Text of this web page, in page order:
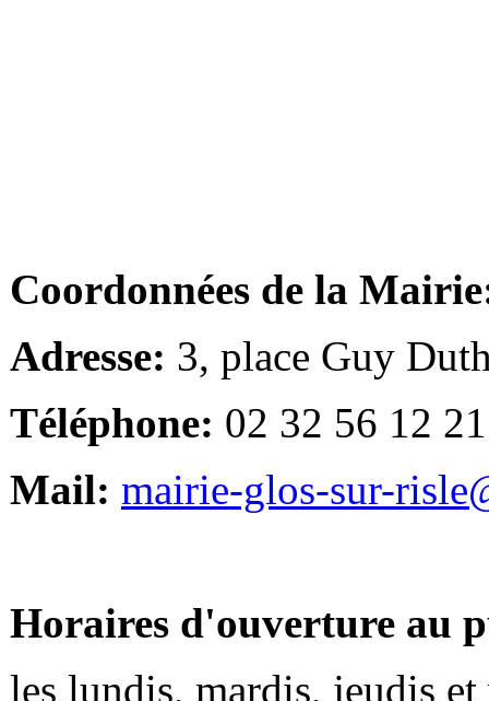
Coordonnées de la
Adresse: 3, place Guy
Téléphone: 02 32 56 12 21
Mail: mairie-glos-sur-
Horaires d'ouverture au
les lundis, mardis, jeudis et